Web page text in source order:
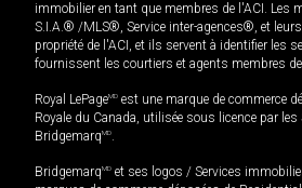
immobilier en tant que membres de l'ACI. Les
S.I.A.® /MLS®, Service inter-agences®, et
propriété de l'ACI, et ils servent à identifier les
fournissent les courtiers et agents membres
Royal LePageMD est une marque de commerce
Royale du Canada, utilisée sous licence par
BridgemarqMD.
BridgemarqMD et ses logos / Services